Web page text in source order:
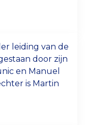
leiding van de
door zijn
en Manuel
is Martin